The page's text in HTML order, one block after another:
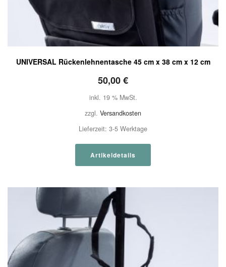
UNIVERSAL Rückenlehnentasche 45 cm x 38 cm x 12 cm
50,00€
inkl. 19 % MwSt.
zzgl. Versandkosten
Lieferzeit: 3-5 Werktage
Artikeldetails